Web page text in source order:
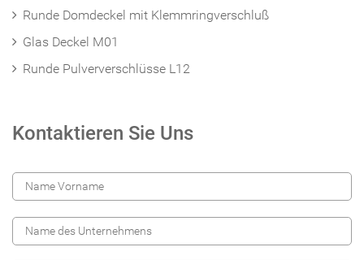
Runde Domdeckel mit Klemmringverschluß
Glas Deckel M01
Runde Pulververschlüsse L12
Kontaktieren Sie Uns